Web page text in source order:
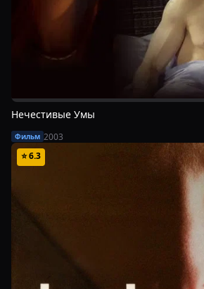
Нечестивые Умы
Фильм 2003
⭐6.3